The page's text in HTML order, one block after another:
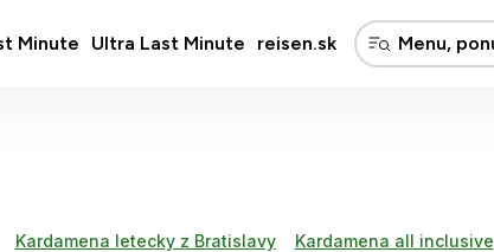
Minute Ultra Last Minute reisen.sk
Kardamena letecky z Bratislavy Kardamena all inclusive